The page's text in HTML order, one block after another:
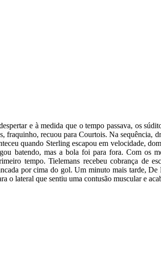
e à medida que o tempo passava, os
fraquinho, recuou para Courtois. Na sequência,
quando Sterling escapou em velocidade,
batendo, mas a bola foi para fora. Com os
tempo. Tielemans recebeu cobrança de
por cima do gol. Um minuto mais tarde,
o lateral que sentiu uma contusão muscular e